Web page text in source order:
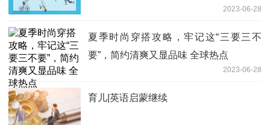
2023-06-28
夏季时尚穿搭攻略，牢记这“三要三不
要”，简约清爽又显品味 全球热点
2023-06-28
育儿|英语启蒙继续